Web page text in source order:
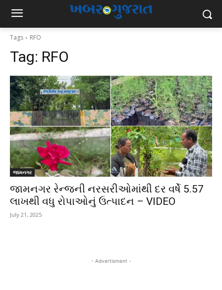
Tags RFO
Tag: RFO
જામનગર
જામનગર રેન્જની નરસરીઓમાંથી દર વર્ષે 5.57
લાખથી વધુ રોપાઓનું ઉત્પાદન – VIDEO
July 21, 2025
- Advertisment -